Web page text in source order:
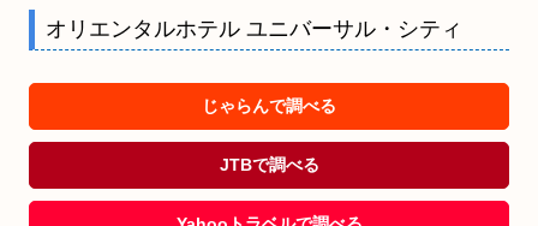
オリエンタルホテル ユニバーサル・シティ
じゃらんで調べる
JTBで調べる